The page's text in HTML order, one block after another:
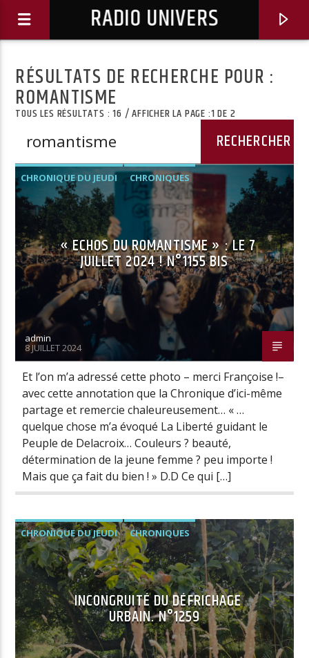
RADIO UNIVERS
Titre diffusé :
RÉSULTATS DE RECHERCHE POUR :
ROMANTISME
TOUS LES RÉSULTATS : 16 / AFFICHER LA PAGE :1 DE 2
CHRONIQUE DU JEUDI CHRONIQUES
« ECHOS DU ROMANTISME » : LE 7
JUILLET 2024 ! N°1155 BIS
admin
8 JUILLET 2024
Et l’on m’a adressé cette photo – merci Françoise !–
avec cette annotation que la Chronique d’ici-même
partage et remercie chaleureusement… « …
quelque chose m’a évoqué La Liberté guidant le
Peuple de Delacroix… Couleurs ? beauté,
détermination de la jeune femme ? peu importe !
Mais que ça fait du bien ! » D.D Ce qui […]
CHRONIQUE DU JEUDI CHRONIQUES
INCONGRUITÉ DU DÉFRICHAGE
URBAIN. N°1259